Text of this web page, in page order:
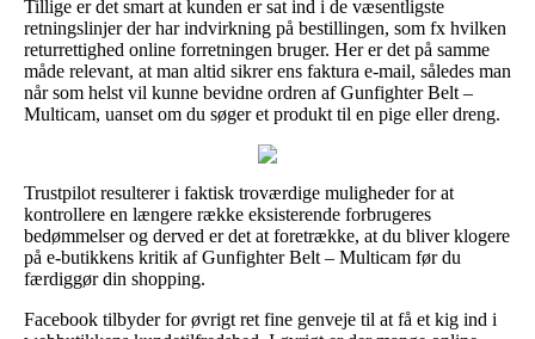
Tillige er det smart at kunden er sat ind i de væsentligste
retningslinjer der har indvirkning på bestillingen, som fx hvilken
returrettighed online forretningen bruger. Her er det på samme
måde relevant, at man altid sikrer ens faktura e-mail, således man
når som helst vil kunne bevidne ordren af Gunfighter Belt –
Multicam, uanset om du søger et produkt til en pige eller dreng.
Trustpilot resulterer i faktisk troværdige muligheder for at
kontrollere en længere række eksisterende forbrugeres
bedømmelser og derved er det at foretrække, at du bliver klogere
på e-butikkens kritik af Gunfighter Belt – Multicam før du
færdiggør din shopping.
Facebook tilbyder for øvrigt ret fine genveje til at få et kig ind i